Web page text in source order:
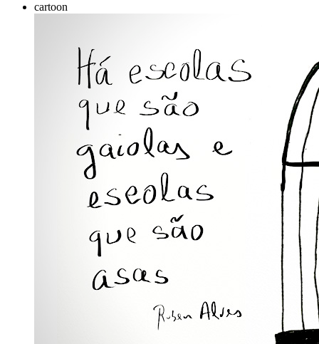
cartoon